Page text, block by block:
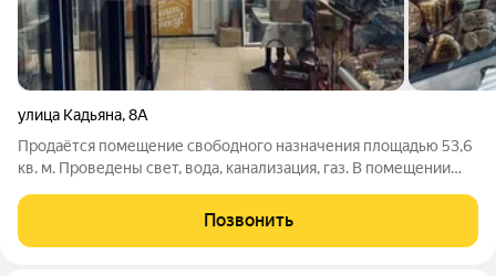
улица Кадьяна,8А
Продаётся помещение свободного назначения площадью 53,6
кв. м. Проведены свет, вода, канализация, газ. В помещении
подробной информацией позвоните по телефону, указанному
в объявлении, или напишите
Позвонить